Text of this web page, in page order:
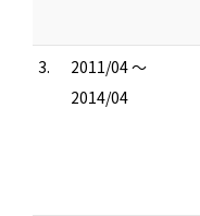
3.
2011/04 ～
2014/04